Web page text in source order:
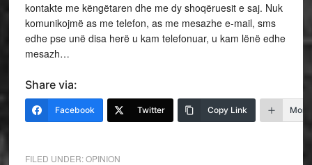
kontakte me këngëtaren dhe me dy shoqëruesit e saj. Nuk
komunikojmë as me telefon, as me mesazhe e-mail, sms
edhe pse unë disa herë u kam telefonuar, u kam lënë edhe
mesazh…
Share via:
Facebook Twitter Copy Link More
FILED UNDER:OPINION